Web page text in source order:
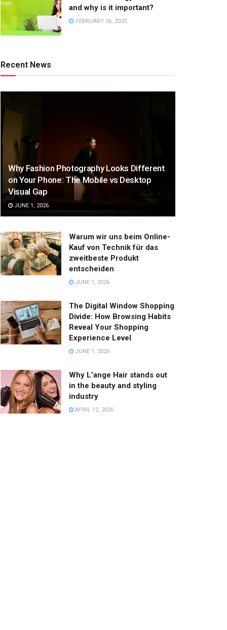
and why is it important?
FEBRUARY 26, 2025
Recent News
Why Fashion Photography Looks Different
on Your Phone: The Mobile vs Desktop
Visual Gap
JUNE 1, 2026
Warum wir uns beim Online-
Kauf von Technik für das
zweitbeste Produkt
entscheiden
JUNE 1, 2026
The Digital Window Shopping
Divide: How Browsing Habits
Reveal Your Shopping
Experience Level
JUNE 1, 2026
Why L’ange Hair stands out
in the beauty and styling
industry
APRIL 12, 2026